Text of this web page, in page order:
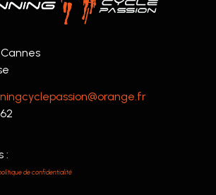
:
de confidentialité